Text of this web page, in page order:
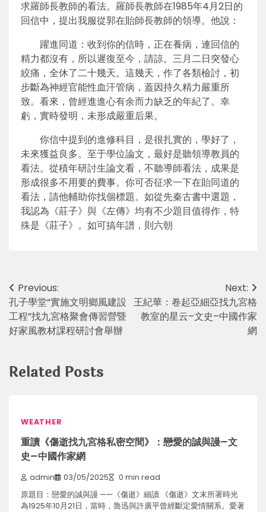
求羅師長教師的看法。羅師長教師在1985年4月2日的
回信中，提出我服從郭在貽師長教師的領導。他說：
躍進同道：收到你的信時，正在養病，連回信的
精力都沒有，所以遲復至今，請諒。三月二日突發心
絞痛，全休了二十幾天。這幾天，作了各類檢討，初
步斷為神經官能性血汗管病，蓋因持久精力嚴重所
致。看來，曾經進進心有余而力缺乏的年紀了。幸
虧，實時發明，未形成嚴重后果。
你信中提到的進修科目，是很扎實的，學好了，
未來獲益良多。至于學位論文，最好是聽領導教員的
看法。從積年研討生論文看，不聽導師看法，成果是
形成很多不用要的費事。你可否征求一下在貽同道的
看法，請他輔助你找個標題。如從先秦古書中選題，
我認為《莊子》與《左傳》均有不少題目值得作，特
殊是《莊子》。如可搞年譜，則六朝
Post
navigation
Previous:
孔子學堂“實施文明鄉風建設
工程”找九宮格聚會傳習營暨
好家風教材課程研討會舉辦
Next:
王紀華：卷起亞細亞找九宮格
教室的星云–文史–中國作家
網
Related Posts
WEATHER
重讀《傷逝找九宮格私密空間》：戀愛的誠與謾–文
史–中國作家網
admin 03/05/2025 0 min read
原題目：戀愛的誠與謾 ——《傷逝》細讀 《傷逝》文末所署時光
為1925年10月21日，當時，魯迅與許廣平曾經斷定愛情關系。愛著